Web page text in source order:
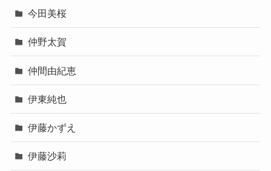
今田美桜
仲野太賀
仲間由紀恵
伊東純也
伊藤かずえ
伊藤沙莉